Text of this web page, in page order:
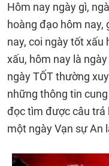
Hôm nay ngày gì,
hoàng đạo hôm nay,
nay, coi ngày tốt xấu
xấu, hôm nay là
ngày TỐT thường
những thông tin
đọc tìm được câu trả
một ngày Vạn sự An